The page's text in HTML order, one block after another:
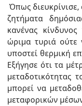
Όπως διευκρίνισε,
ζητήματα
κανένας
ώριμα τυριά ούτε
υποστεί θερμική
Εξήγησε ότι τα
μεταδοτικότητας
μπορεί να
μεταφορικών